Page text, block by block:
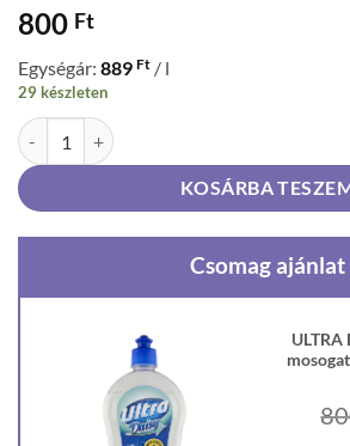
800 Ft
Egységár: 889 Ft / l
29 készleten
ULTRA Daisy Hypoallergén mosogatószer
KOSÁRBA
Csomag ajánlat
ULTRA